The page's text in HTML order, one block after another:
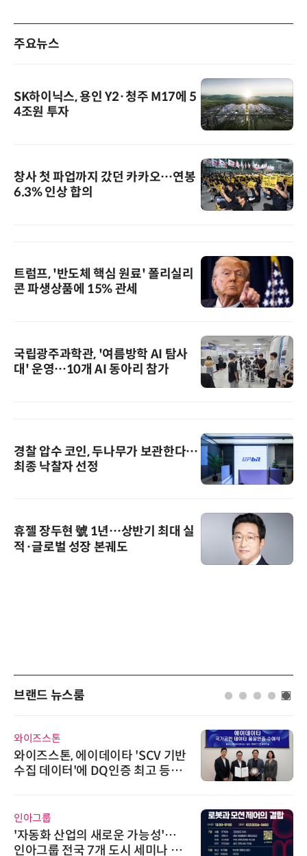
주요뉴스
SK하이닉스, 용인 Y2·청주 M17에 5
4조원 투자
창사 첫 파업까지 갔던 카카오…연봉
6.3% 인상 합의
트럼프, '반도체 핵심 원료' 폴리실리
콘 파생상품에 15% 관세
국립광주과학관, '여름방학 AI 탐사
대' 운영…10개 AI 동아리 참가
경찰 압수 코인, 두나무가 보관한다…
최종 낙찰자 선정
휴젤 장두현 號 1년…상반기 최대 실
적·글로벌 성장 본궤도
브랜드 뉴스룸
스톤
즈스톤, 에이데이타 'SCV 기반
데이터'에 DQ인증 최고 등급
그룹
화 산업의 새로운 가능성'…
그룹 전국 7개 도시 세미나 페
다래
스
한국
태양
6'